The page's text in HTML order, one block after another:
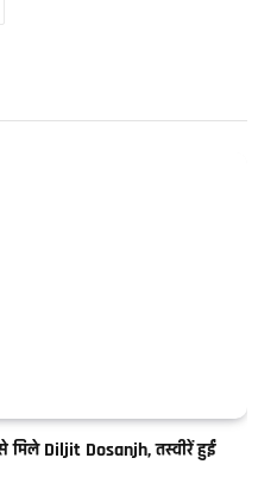
मिले Diljit Dosanjh, तस्वीरें हुईं